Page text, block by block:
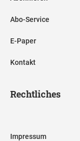
Abo-Service
E-Paper
Kontakt
Rechtliches
Impressum